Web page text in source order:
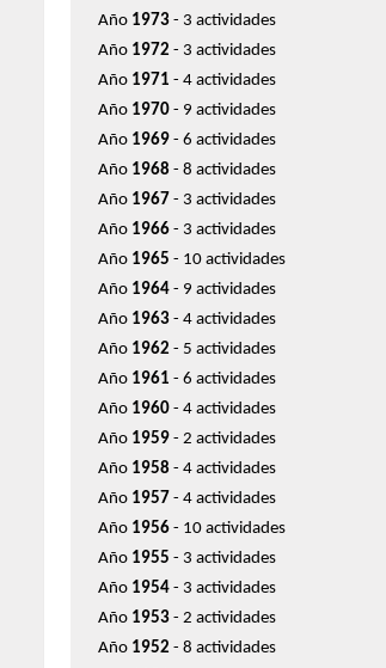
Año 1973 - 3 actividades
Año 1972 - 3 actividades
Año 1971 - 4 actividades
Año 1970 - 9 actividades
Año 1969 - 6 actividades
Año 1968 - 8 actividades
Año 1967 - 3 actividades
Año 1966 - 3 actividades
Año 1965 - 10 actividades
Año 1964 - 9 actividades
Año 1963 - 4 actividades
Año 1962 - 5 actividades
Año 1961 - 6 actividades
Año 1960 - 4 actividades
Año 1959 - 2 actividades
Año 1958 - 4 actividades
Año 1957 - 4 actividades
Año 1956 - 10 actividades
Año 1955 - 3 actividades
Año 1954 - 3 actividades
Año 1953 - 2 actividades
Año 1952 - 8 actividades